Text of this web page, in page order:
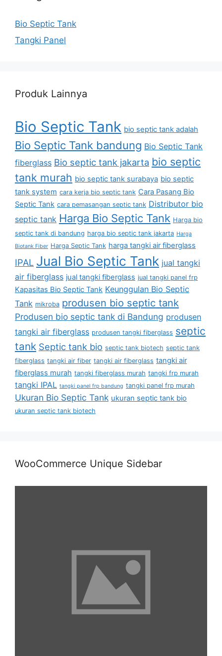
Bio Septic Tank
Tangki Panel
Produk Lainnya
Bio Septic Tank bio septic tank adalah
Bio Septic Tank bandung Bio Septic Tank
fiberglass Bio septic tank jakarta bio septic
tank murah bio septic tank surabaya bio septic
tank system cara kerja bio septic tank Cara Pasang Bio
Septic Tank cara pemasangan septic tank Distributor bio
septic tank Harga Bio Septic Tank Harga bio
septic tank di bandung harga bio septic tank jakarta Harga
Biotank Fiber Harga Septic Tank harga tangki air fiberglass
IPAL Jual Bio Septic Tank jual tangki
air fiberglass jual tangki fiberglass jual tangki panel frp
Kapasitas Bio Septic Tank Keunggulan Bio Septic
Tank mikroba produsen bio septic tank
Produsen bio septic tank di Bandung produsen
tangki air fiberglass produsen tangki fiberglass septic
tank Septic tank bio septic tank biotech septic tank
fiberglass tangki air fiber tangki air fiberglass tangki air
fiberglass murah tangki fiberglass murah tangki frp murah
tangki IPAL tangki panel frp bandung tangki panel frp murah
Ukuran Bio Septic Tank ukuran septic tank bio
ukuran septic tank biotech
WooCommerce Unique Sidebar